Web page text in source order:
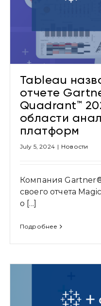
Tableau
отчете
Quadrant™
области
платформ
July 5, 2024 | Новости
Компания Gartner®
своего отчета
о [...]
Подробнее